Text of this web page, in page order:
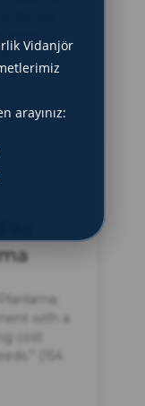
detaylı
with a
cost
(154
Vidanjör
arayınız: